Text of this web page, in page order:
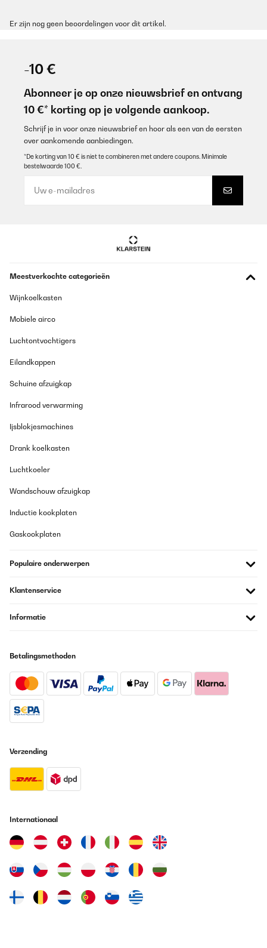
Er zijn nog geen beoordelingen voor dit artikel.
-10 €
Abonneer je op onze nieuwsbrief en ontvang
10 €* korting op je volgende aankoop.
Schrijf je in voor onze nieuwsbrief en hoor als een van de eersten
over aankomende aanbiedingen.
*De korting van 10 € is niet te combineren met andere coupons. Minimale
bestelwaarde 100 €.
Meestverkochte categorieën
Wijnkoelkasten
Mobiele airco
Luchtontvochtigers
Eilandkappen
Schuine afzuigkap
Infrarood verwarming
Ijsblokjesmachines
Drank koelkasten
Luchtkoeler
Wandschouw afzuigkap
Inductie kookplaten
Gaskookplaten
Populaire onderwerpen
Klantenservice
Informatie
Betalingsmethoden
Verzending
Internationaal